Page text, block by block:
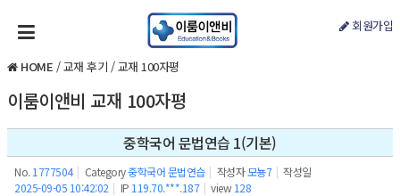
회원가입
HOME /교재 후기 /교재 100자평
이룸이앤비 교재 100자평
중학국어 문법연습 1(기본)
No. 1777504 | Category중학국어 문법연습 | 작성자모뇽7 | 작성일
2025-09-05 10:42:02 | IP 119.70.***.187 | view 128